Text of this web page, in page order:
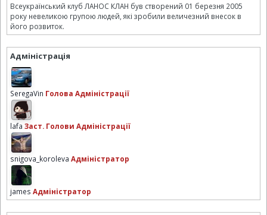
Всеукраїнський клуб ЛАНОС КЛАН був створений 01 березня 2005
року невеликою групою людей, які зробили величезний внесок в
його розвиток.
Адміністрація
SeregaVin Голова Адміністрації
lafa Заст. Голови Адміністрації
snigova_koroleva Адміністратор
james Адміністратор